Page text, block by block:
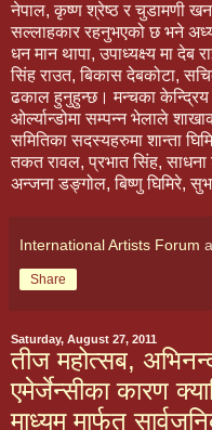
नेपाल, कृष्ण श्रेष्ठ र चुडामणी
सल्लाहकार रहनुभएको छ भने
धन मान थापा, उपाध्यक्ष्य मा देब
सिंह राउत, बिकास देबकोटा,
ढकाल हुनुहुन्छ। मन्चका केन्द्रिय
ओर्ल्यान्डोमा सम्पन्न भेलाले
समितिका सदस्यहरुमा शान्ता
तकत रावल, प्रभात सिंह, साधना
अन्जना डङ्गोल, बिष्णु घिमिरे,
International Artists Forum
Share
Saturday, August 27, 2011
तीज महोत्सब,
एमेर्जेन्सीका कारण
माध्यम मार्फत